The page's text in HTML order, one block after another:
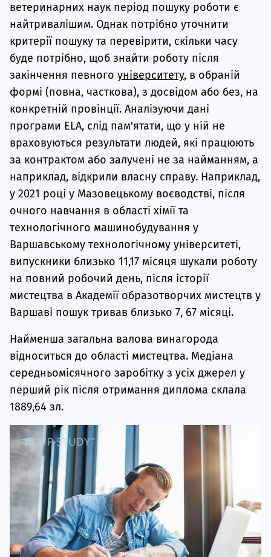
ветеринарних наук період пошуку роботи є
найтривалішим. Однак потрібно уточнити
критерії пошуку та перевірити, скільки часу
буде потрібно, щоб знайти роботу після
закінчення певного університету, в обраній
формі (повна, часткова), з досвідом або без, на
конкретній провінції. Аналізуючи дані
програми ELA, слід пам'ятати, що у ній не
враховуються результати людей, які працюють
за контрактом або залучені не за найманням, а
наприклад, відкрили власну справу. Наприклад,
у 2021 році у Мазовецькому воєводстві, після
очного навчання в області хімії та
технологічного машинобудування у
Варшавському технологічному університеті,
випускники близько 11,17 місяця шукали роботу
на повний робочий день, після історії
мистецтва в Академії образотворчих мистецтв у
Варшаві пошук тривав близько 7, 67 місяці.
Найменша загальна валова винагорода
відноситься до області мистецтва. Медіана
середньомісячного заробітку з усіх джерел у
перший рік після отримання диплома склала
1889,64 зл.